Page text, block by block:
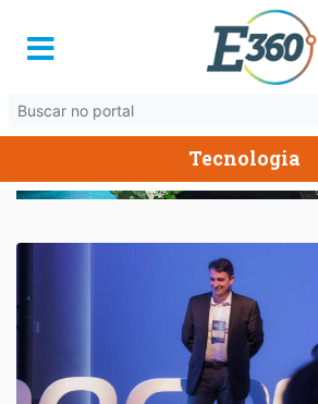
Tecnologia